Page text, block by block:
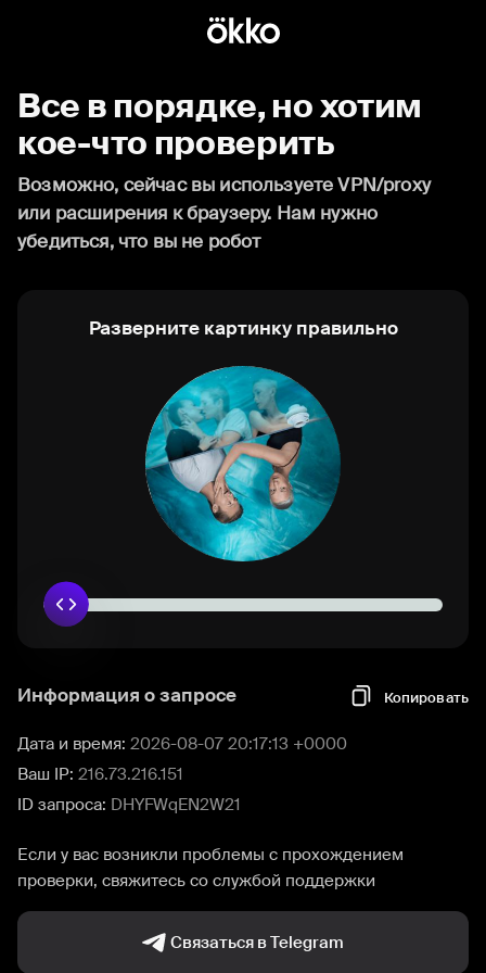
Все в порядке, но хотим
кое-что проверить
Возможно, сейчас вы используете VPN/proxy
или расширения к браузеру. Нам нужно
убедиться, что вы не робот
Разверните картинку правильно
Информация о запросе Копировать
Дата и время: 2026-08-07 20:17:13 +0000
Ваш IP: 216.73.216.151
ID запроса: DHYFWqEN2W21
Если у вас возникли проблемы с прохождением
проверки, свяжитесь со службой поддержки
Связаться в Telegram